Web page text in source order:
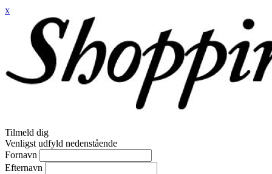
x
Tilmeld dig
Venligst udfyld nedenstående
Fornavn
Efternavn